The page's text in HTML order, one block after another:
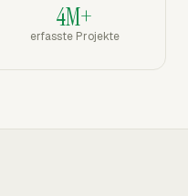
4M+
erfasste Projekte